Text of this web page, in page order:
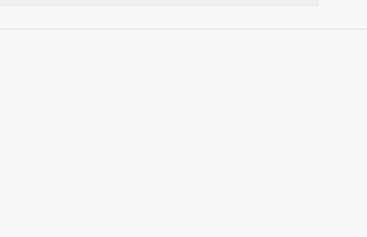
ETHYLHEXYL STEARATE, PARFUM,
OIL, XANTHAN GUM, CARBOMER,
LIMONENE, GERANIOL, LINALYL